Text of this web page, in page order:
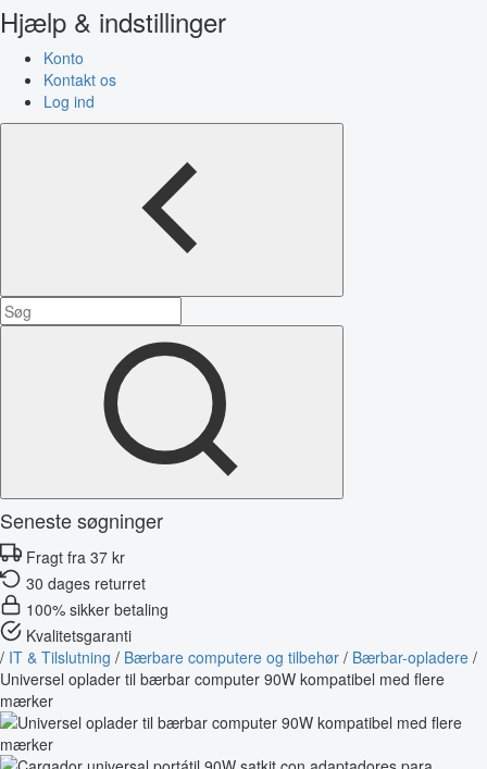
Hjælp & indstillinger
Konto
Kontakt os
Log ind
Seneste søgninger
Fragt fra 37 kr
30 dages returret
100% sikker betaling
Kvalitetsgaranti
/ IT & Tilslutning / Bærbare computere og tilbehør / Bærbar-opladere /
Universel oplader til bærbar computer 90W kompatibel med flere
mærker